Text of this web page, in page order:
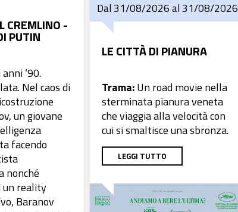
CREMLINO -
PUTIN
‘90.
Nel caos di
un giovane
facendo
nonché
un reality
Baranov
Dal 31/08/2026 al 31/08/2026
LE CITTÀ DI PIANURA
Trama:Un road movie nella
sterminata pianura veneta
che viaggia alla velocità con
cui si smaltisce una sbronza.
LEGGI TUTTO